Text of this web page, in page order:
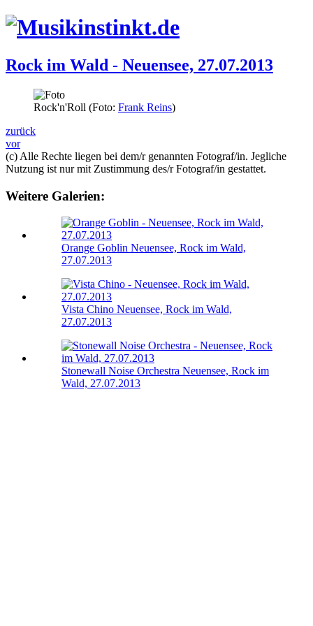
Rock im Wald - Neuensee, 27.07.2013
Rock'n'Roll (Foto: Frank Reins)
zurück
vor
(c) Alle Rechte liegen bei dem/r genannten Fotograf/in. Jegliche
Nutzung ist nur mit Zustimmung des/r Fotograf/in gestattet.
Weitere Galerien:
Orange Goblin Neuensee, Rock im Wald,
27.07.2013
Vista Chino Neuensee, Rock im Wald,
27.07.2013
Stonewall Noise Orchestra Neuensee, Rock im
Wald, 27.07.2013